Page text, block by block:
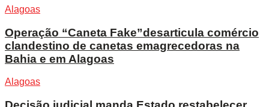
Alagoas
Operação “Caneta Fake”desarticula comércio
clandestino de canetas emagrecedoras na
Bahia e em Alagoas
Alagoas